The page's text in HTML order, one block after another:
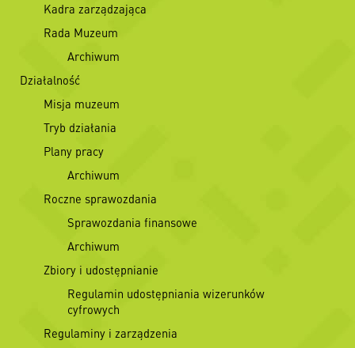
Kadra zarządzająca
Rada Muzeum
Archiwum
Działalność
Misja muzeum
Tryb działania
Plany pracy
Archiwum
Roczne sprawozdania
Sprawozdania finansowe
Archiwum
Zbiory i udostępnianie
Regulamin udostępniania wizerunków
cyfrowych
Regulaminy i zarządzenia